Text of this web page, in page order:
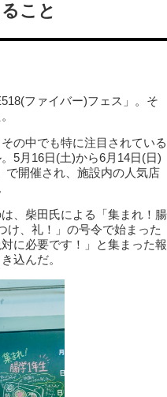
こと
ファイバー)フェス」。そ
の中でも特に注目されている
5月16日(土)から6月14日(日)
で開催され、施設内の人気店
、柴田氏による「集まれ！腸
け、礼！」の号令で始まった
に必要です！」と集まった報
込んだ。